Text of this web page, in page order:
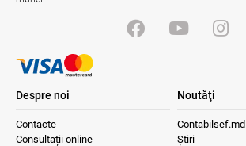
Despre noi
Contacte
Consultații online
Noutăţi
Contabilsef.md
Știri